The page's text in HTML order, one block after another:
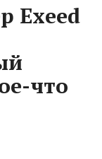
Exeed
что